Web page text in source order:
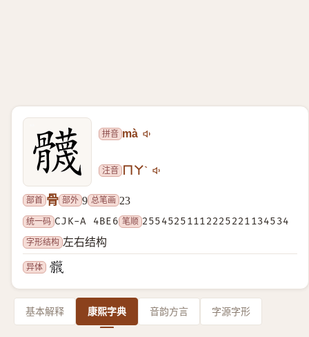
拼音 mà
注音 ㄇㄚˋ
部首 骨 部外 9 总笔画 23
统一码 CJK-A 4BE6 笔顺 25545251112225221134534
字形结构 左右结构
异体
基本解释 康熙字典 音韵方言 字源字形